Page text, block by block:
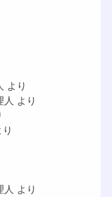
より
人 より
人 より